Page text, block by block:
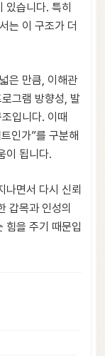
있습니다. 특히
는 이 구조가 더
은 만큼, 이해관
그램 방향성, 발
입니다. 이때
인가”를 구분해
이 됩니다.
나면서 다시 신뢰
갑목과 인성의
힘을 주기 때문입